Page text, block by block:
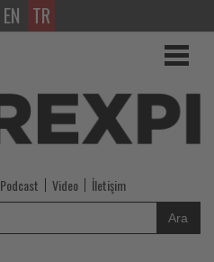
EN TR
Podcast Video İletişim
Ara